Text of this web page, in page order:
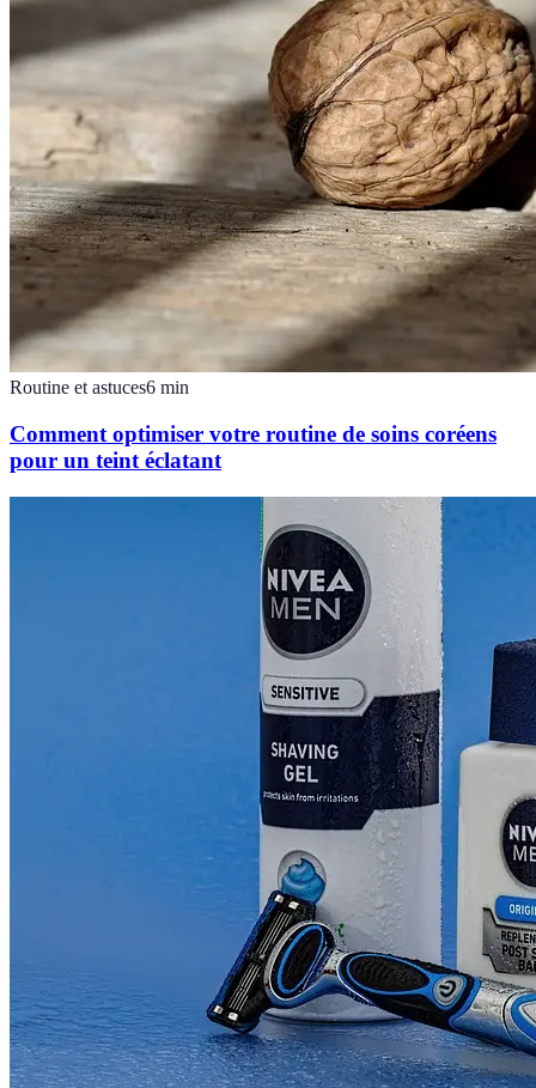
Routine et astuces6 min
Comment optimiser votre routine de soins coréens
pour un teint éclatant